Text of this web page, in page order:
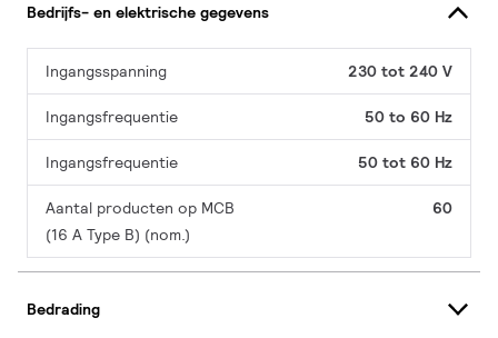
Bedrijfs- en elektrische gegevens
Ingangsspanning 230 tot 240 V
Ingangsfrequentie 50 to 60 Hz
Ingangsfrequentie 50 tot 60 Hz
Aantal producten op MCB
(16 A Type B) (nom.)
60
Bedrading